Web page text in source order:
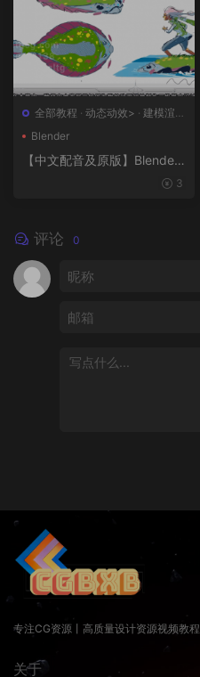
全部教程 · 动态动效> · 建模渲染
>
概念设计>
Blender
【中文配音及原版】Blender
3
评论 0
专注CG资源丨高质量设计资源视频教程
关于